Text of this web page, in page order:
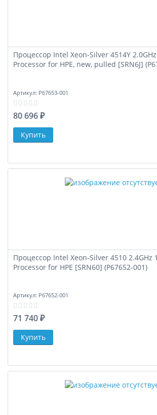
Процессор Intel Xeon-Silver 4514Y
Processor for HPE, new, pulled [SRN6J]
Артикул: P67653-001
80 696 ₽
Процессор Intel Xeon-Silver 4510 2.4GHz
Processor for HPE [SRN60] (P67652-001)
Артикул: P67652-001
71 740 ₽